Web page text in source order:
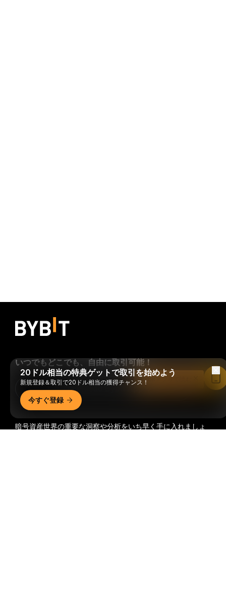
暗号資産世界の重要な洞察や分析をいち早く手に入れましょ
いつでもどこでも、自由に取引可能！
Download Bybit App
20ドル相当の特典ゲットで取引を始めよう
新規登録＆取引で20ドル相当の獲得チャンス！
今すぐ登録
Bybitアプリで読む